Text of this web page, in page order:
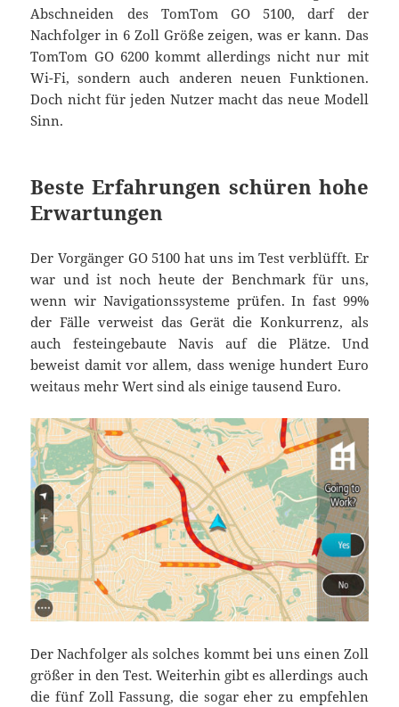
Abschneiden des TomTom GO 5100, darf der
Nachfolger in 6 Zoll Größe zeigen, was er kann. Das
TomTom GO 6200 kommt allerdings nicht nur mit
Wi-Fi, sondern auch anderen neuen Funktionen.
Doch nicht für jeden Nutzer macht das neue Modell
Sinn.
Beste Erfahrungen schüren hohe
Erwartungen
Der Vorgänger GO 5100 hat uns im Test verblüfft. Er
war und ist noch heute der Benchmark für uns,
wenn wir Navigationssysteme prüfen. In fast 99%
der Fälle verweist das Gerät die Konkurrenz, als
auch festeingebaute Navis auf die Plätze. Und
beweist damit vor allem, dass wenige hundert Euro
weitaus mehr Wert sind als einige tausend Euro.
Der Nachfolger als solches kommt bei uns einen Zoll
größer in den Test. Weiterhin gibt es allerdings auch
die fünf Zoll Fassung, die sogar eher zu empfehlen